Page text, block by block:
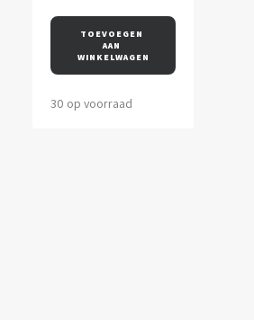
was:
€12,35.
is:
€3,00.
TOEVOEGEN
AAN
WINKELWAGEN
30 op voorraad